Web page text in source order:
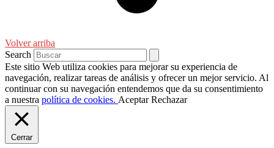
Volver arriba
Search
Este sitio Web utiliza cookies para mejorar su experiencia de
navegación, realizar tareas de análisis y ofrecer un mejor servicio. Al
continuar con su navegación entendemos que da su consentimiento
a nuestra política de cookies. Aceptar Rechazar
Cerrar